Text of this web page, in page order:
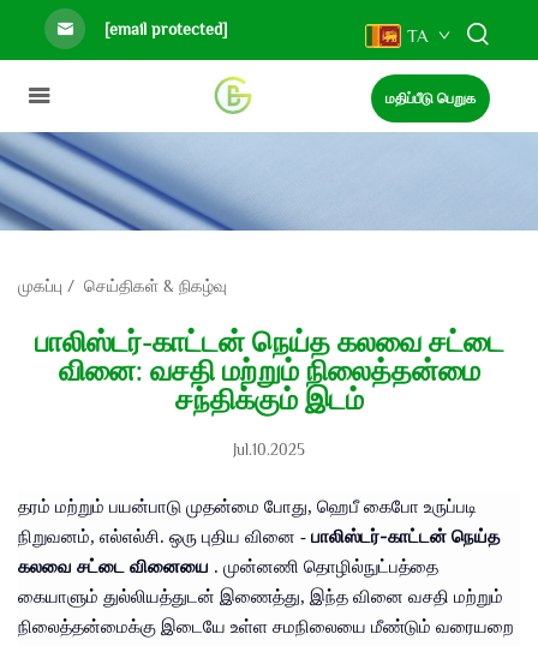
[email protected] TA
மதிப்பீடு பெறுக
முகப்பு / செய்திகள் & நிகழ்வு
பாலிஸ்டர்-காட்டன் நெய்த கலவை சட்டை
வினை: வசதி மற்றும் நிலைத்தன்மை
சந்திக்கும் இடம்
Jul.10.2025
தரம் மற்றும் பயன்பாடு முதன்மை போது, ஹெபீ கைபோ உருப்படி
நிறுவனம், எல்எல்சி. ஒரு புதிய வினை - பாலிஸ்டர்-காட்டன் நெய்த
கலவை சட்டை வினையை . முன்னணி தொழில்நுட்பத்தை
கையாளும் துல்லியத்துடன் இணைத்து, இந்த வினை வசதி மற்றும்
நிலைத்தன்மைக்கு இடையே உள்ள சமநிலையை மீண்டும் வரையறை